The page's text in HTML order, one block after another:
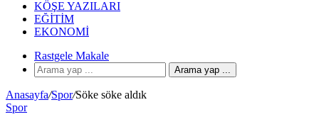
KÖŞE YAZILARI
EĞITIM
EKONOMI
Rastgele Makale
Arama yap ...
Anasayfa/Spor/Söke söke aldık
Spor